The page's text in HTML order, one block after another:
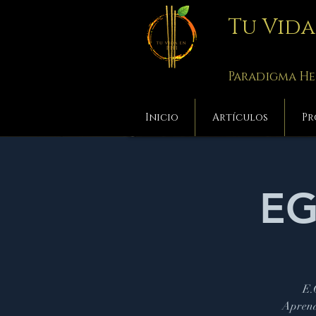
Tu
Paradigma
Inicio Artículos